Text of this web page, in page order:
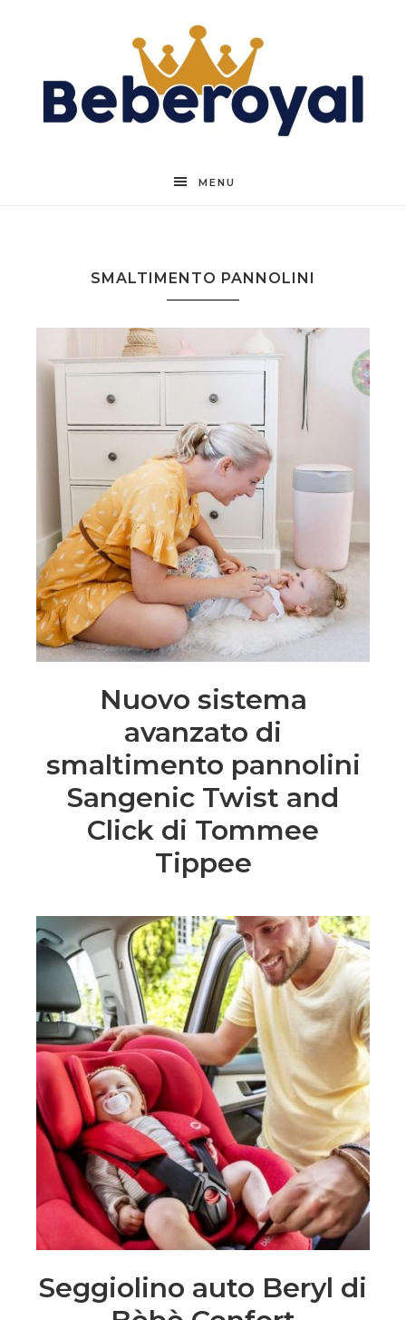
Beberoyal
MENU
SMALTIMENTO PANNOLINI
Nuovo sistema
avanzato di
smaltimento pannolini
Sangenic Twist and
Click di Tommee
Tippee
Seggiolino auto Beryl di